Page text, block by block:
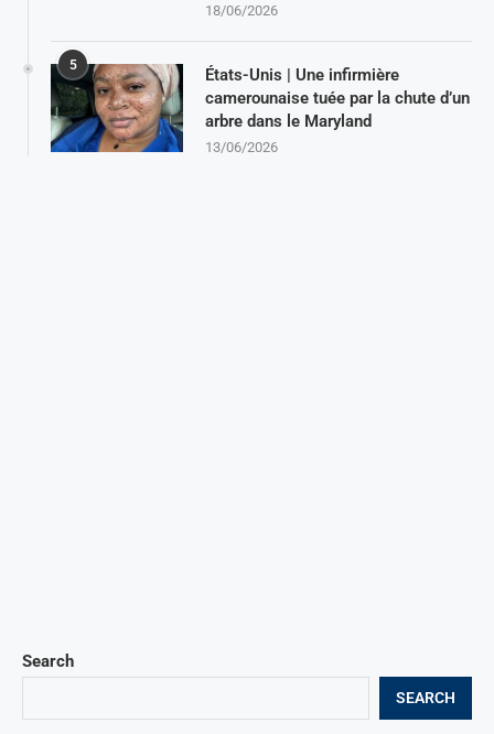
Search
SEARCH
18/06/2026
5
États-Unis | Une infirmière
camerounaise tuée par la chute d’un
arbre dans le Maryland
13/06/2026